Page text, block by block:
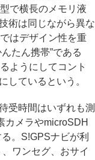
で横長のメモリ液
術は同じながら異な
はデザイン性を重
たん携帯”である
ようにしてコント
しているという。
受時間はいずれも測
カメラやmicroSDH
。S!GPSナビが利
ワンセグ、おサイ